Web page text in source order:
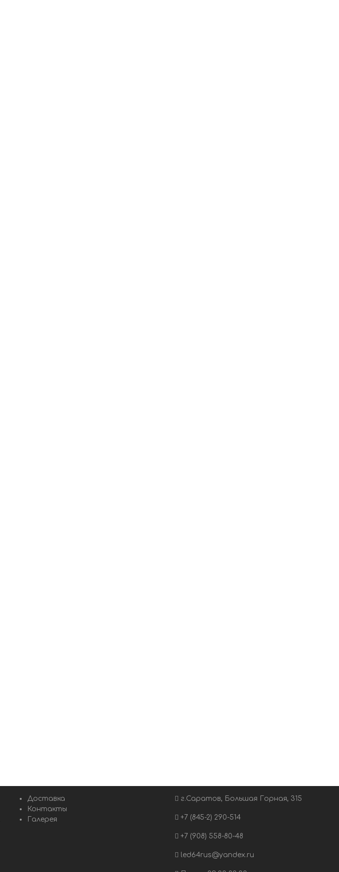
Доставка
Контакты
Галерея
г.Саратов, Большая Горная, 315
+7 (845-2) 290-514
+7 (908) 558-80-48
led64rus@yandex.ru